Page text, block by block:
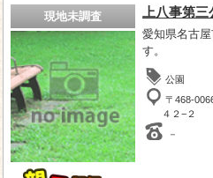
現地未調査 上八事第
愛知県名古
す。
公園
〒468-
４２−２
－